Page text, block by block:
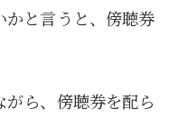
かと言うと、傍聴券
ら、傍聴券を配ら